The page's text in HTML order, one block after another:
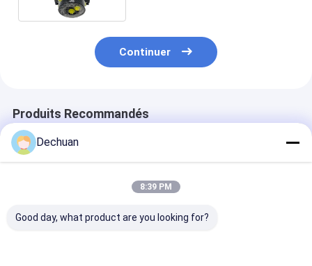
Continuer
Produits Recommandés
Dechuan
8:39 PM
Good day, what product are you looking for?